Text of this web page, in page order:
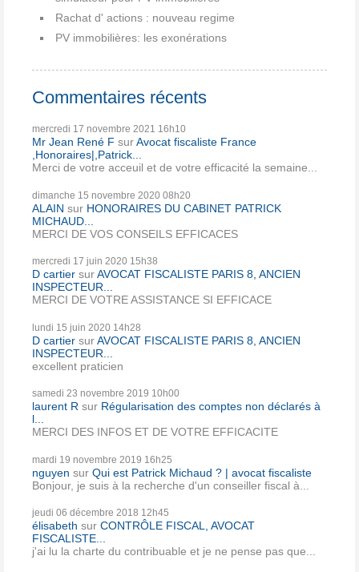
Rachat d' actions : nouveau regime
PV immobilières: les exonérations
Commentaires récents
mercredi 17 novembre 2021 16h10
Mr Jean René F surAvocat fiscaliste France
,Honoraires|,Patrick...
Merci de votre acceuil et de votre efficacité la semaine...
dimanche 15 novembre 2020 08h20
ALAIN sur HONORAIRES DU CABINET PATRICK
MICHAUD...
MERCI DE VOS CONSEILS EFFICACES
mercredi 17 juin 2020 15h38
D cartier surAVOCAT FISCALISTE PARIS 8, ANCIEN
INSPECTEUR...
MERCI DE VOTRE ASSISTANCE SI EFFICACE
lundi 15 juin 2020 14h28
D cartier surAVOCAT FISCALISTE PARIS 8, ANCIEN
INSPECTEUR...
excellent praticien
samedi 23 novembre 2019 10h00
laurent R sur Régularisation des comptes non déclarés à
l...
MERCI DES INFOS ET DE VOTRE EFFICACITE
mardi 19 novembre 2019 16h25
nguyen sur Qui est Patrick Michaud ? | avocat fiscaliste
Bonjour, je suis à la recherche d'un conseiller fiscal à...
jeudi 06 décembre 2018 12h45
élisabeth sur CONTRÔLE FISCAL, AVOCAT
FISCALISTE...
j'ai lu la charte du contribuable et je ne pense pas que...